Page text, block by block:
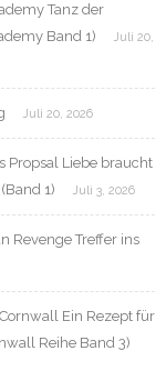
Tanz der
Band 1)
Juli 20,
Juli 20, 2026
Propsal Liebe braucht
1)
Juli 3, 2026
Revenge Treffer ins
Ein Rezept für
Reihe Band 3)